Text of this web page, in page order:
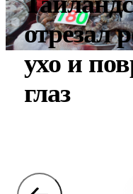
отрезал
ухо и
глаз